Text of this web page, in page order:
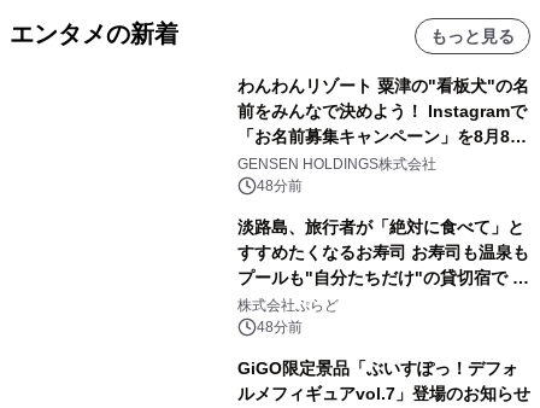
エンタメの新着 もっと見る
わんわんリゾート 粟津の"看板犬"の名
前をみんなで決めよう！ Instagramで
「お名前募集キャンペーン」を8月8日
(土)より開催
GENSEN HOLDINGS株式会社
48分前
淡路島、旅行者が「絶対に食べて」と
すすめたくなるお寿司 お寿司も温泉も
プールも"自分たちだけ"の貸切宿で 1
日1組限定「岩屋温泉 絵島別庭 海と
森」の握り寿司プラン
株式会社ぷらど
48分前
GiGO限定景品「ぶいすぽっ！デフォ
ルメフィギュアvol.7」登場のお知らせ